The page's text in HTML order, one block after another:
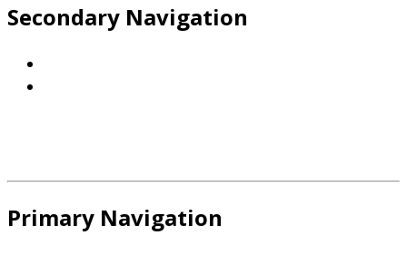
Secondary Navigation
Primary Navigation